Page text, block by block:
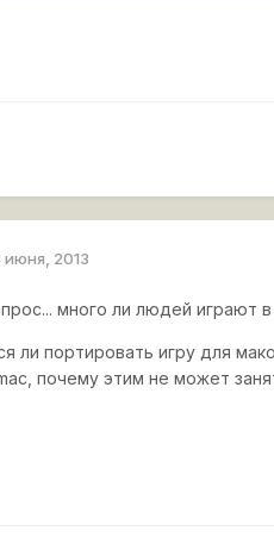
июня, 2013
много ли людей играют
ли портировать игру для
почему этим не может